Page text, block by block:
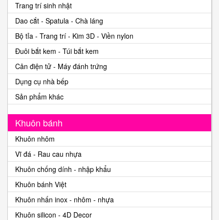
Trang trí sinh nhật
Dao cắt - Spatula - Chà láng
Bộ tỉa - Trang trí - Kim 3D - Viền nylon
Đuôi bắt kem - Túi bắt kem
Cân điện tử - Máy đánh trứng
Dụng cụ nhà bếp
Sản phẩm khác
Khuôn bánh
Khuôn nhôm
Vĩ đá - Rau cau nhựa
Khuôn chống dính - nhập khẩu
Khuôn bánh Việt
Khuôn nhấn inox - nhôm - nhựa
Khuôn silicon - 4D Decor